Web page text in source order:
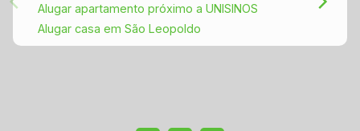
Alugar apartamento próximo a UNISINOS
Alugar casa em São Leopoldo